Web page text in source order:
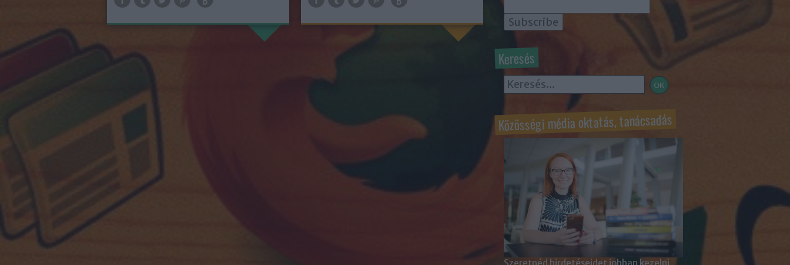
Keresés
Közösségi média oktatás, tanácsadás
Szeretnéd hirdetéseidet jobban kezelni,